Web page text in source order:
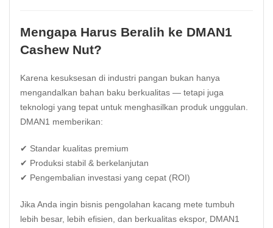
Mengapa Harus Beralih ke DMAN1
Cashew Nut?
Karena kesuksesan di industri pangan bukan hanya
mengandalkan bahan baku berkualitas — tetapi juga
teknologi yang tepat untuk menghasilkan produk unggulan.
DMAN1 memberikan:
✔ Standar kualitas premium
✔ Produksi stabil & berkelanjutan
✔ Pengembalian investasi yang cepat (ROI)
Jika Anda ingin bisnis pengolahan kacang mete tumbuh
lebih besar, lebih efisien, dan berkualitas ekspor, DMAN1